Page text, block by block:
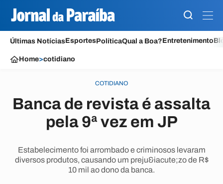
Últimas NotíciasEsportesPolíticaQual a Boa?Entretenimento
Home>cotidiano
COTIDIANO
Banca de revista é assalta
pela 9ª vez em JP
Estabelecimento foi arrombado e criminosos levaram
diversos produtos, causando um preju&iacute;zo de R$
10 mil ao dono da banca.